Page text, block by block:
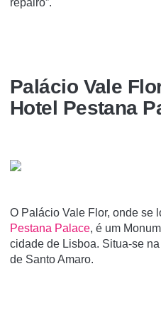
repairo”.
Palácio Vale
Hotel Pestana
O Palácio Vale Flor, onde se
Pestana Palace, é um
cidade de Lisboa. Situa-se
de Santo Amaro.